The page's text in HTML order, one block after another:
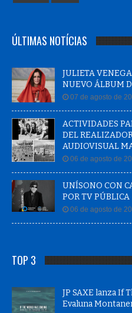
ÚLTIMAS NOTÍCIAS
JULIETA
NUEVO ÁLBUM
07 de agosto de
ACTIVIDADES
DEL
AUDIOVISUAL
06 de agosto de
UNÍSONO CON
POR TV PÚBLICA
06 de agosto de
TOP 3
JP SAXE lanza If
Evaluna